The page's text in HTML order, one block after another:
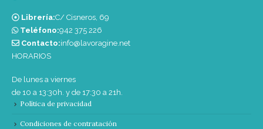
Librería:C/ Cisneros, 69
Teléfono:‭942 375 226‬
Contacto:info@lavoragine.net
HORARIOS
De lunes a viernes
de 10 a 13:30h. y de 17:30 a 21h.
Política de privacidad
Condiciones de contratación